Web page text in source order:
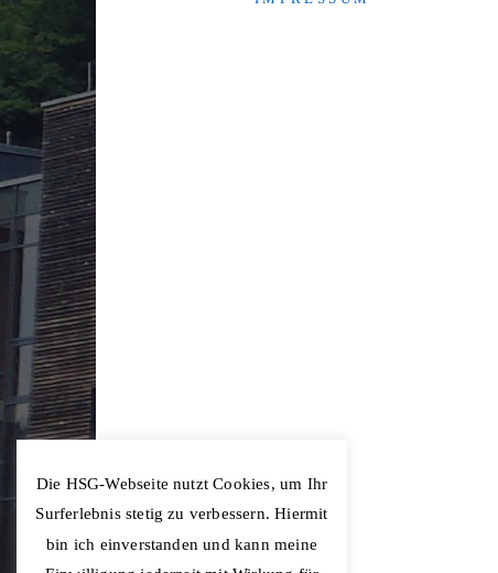
Die HSG-Webseite nutzt Cookies, um Ihr
Surferlebnis stetig zu verbessern. Hiermit
bin ich einverstanden und kann meine